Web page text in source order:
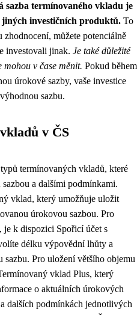
sazba termínovaného vkladu je
investičních produktů. To
zhodnocení, můžete potenciálně
investovali jinak. Je také důležité
mohou v čase měnit. Pokud během
úrokové sazby, vaše investice
sazbu.
v ČS
termínovaných vkladů, které
a dalšími podmínkami.
vklad, který umožňuje uložit
úrokovou sazbou. Pro
k dispozici Spořicí účet s
délku výpovědní lhůty a
Pro uložení většího objemu
vklad Plus, který
o aktuálních úrokových
dalších podmínkách jednotlivých